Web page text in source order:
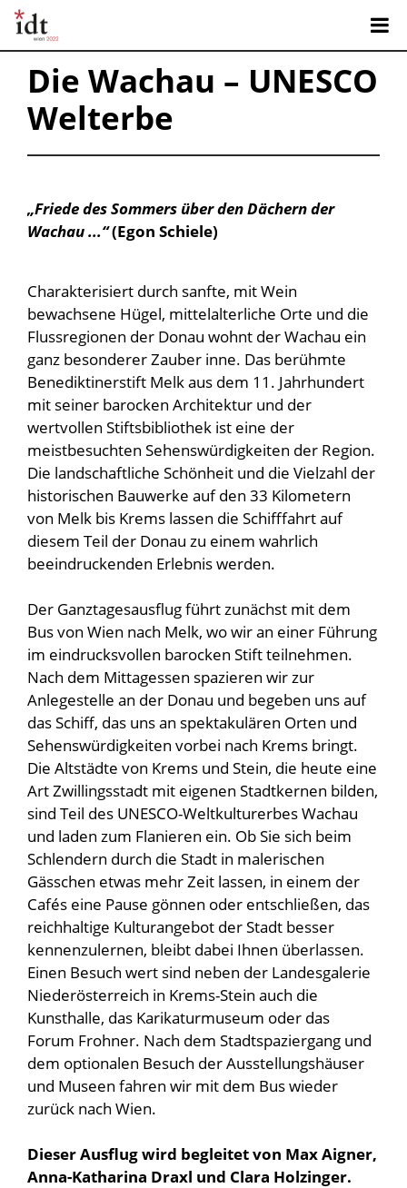
Die Wachau – UNESCO
Welterbe
„Friede des Sommers über den Dächern der
Wachau ...“(Egon Schiele)
Charakterisiert durch sanfte, mit Wein
bewachsene Hügel, mittelalterliche Orte und die
Flussregionen der Donau wohnt der Wachau ein
ganz besonderer Zauber inne. Das berühmte
Benediktinerstift Melk aus dem 11. Jahrhundert
mit seiner barocken Architektur und der
wertvollen Stiftsbibliothek ist eine der
meistbesuchten Sehenswürdigkeiten der Region.
Die landschaftliche Schönheit und die Vielzahl der
historischen Bauwerke auf den 33 Kilometern
von Melk bis Krems lassen die Schifffahrt auf
diesem Teil der Donau zu einem wahrlich
beeindruckenden Erlebnis werden.
Der Ganztagesausflug führt zunächst mit dem
Bus von Wien nach Melk, wo wir an einer Führung
im eindrucksvollen barocken Stift teilnehmen.
Nach dem Mittagessen spazieren wir zur
Anlegestelle an der Donau und begeben uns auf
das Schiff, das uns an spektakulären Orten und
Sehenswürdigkeiten vorbei nach Krems bringt.
Die Altstädte von Krems und Stein, die heute eine
Art Zwillingsstadt mit eigenen Stadtkernen bilden,
sind Teil des UNESCO-Weltkulturerbes Wachau
und laden zum Flanieren ein. Ob Sie sich beim
Schlendern durch die Stadt in malerischen
Gässchen etwas mehr Zeit lassen, in einem der
Cafés eine Pause gönnen oder entschließen, das
reichhaltige Kulturangebot der Stadt besser
kennenzulernen, bleibt dabei Ihnen überlassen.
Einen Besuch wert sind neben der Landesgalerie
Niederösterreich in Krems-Stein auch die
Kunsthalle, das Karikaturmuseum oder das
Forum Frohner. Nach dem Stadtspaziergang und
dem optionalen Besuch der Ausstellungshäuser
und Museen fahren wir mit dem Bus wieder
zurück nach Wien.
Dieser Ausflug wird begleitet von Max Aigner,
Anna-Katharina Draxl und Clara Holzinger.